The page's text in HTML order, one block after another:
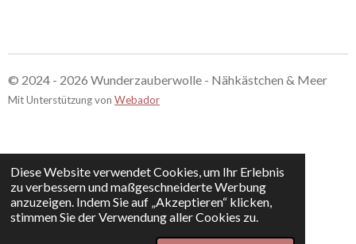
Diese Website verwendet Cookies, um Ihr Erlebnis
zu verbessern und maßgeschneiderte Werbung
anzuzeigen. Indem Sie auf „Akzeptieren“ klicken,
stimmen Sie der Verwendung aller Cookies zu.
© 2024 - 2026 Wunderzauberwolle - Nähkästchen & Meer
Mit Unterstützung von Webador